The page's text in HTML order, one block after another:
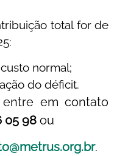
total for de
normal;
do déficit.
em contato
05 98 ou
.